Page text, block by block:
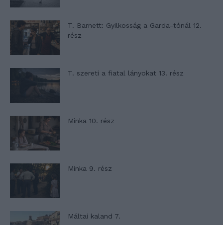
T. Barnett: Gyilkosság a Garda-tónál 12.
rész
T. szereti a fiatal lányokat 13. rész
Minka 10. rész
Minka 9. rész
Máltai kaland 7.